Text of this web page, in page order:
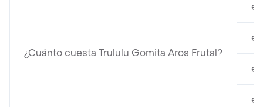
¿Cuánto cuesta Trululu Gomita Aros Frutal?